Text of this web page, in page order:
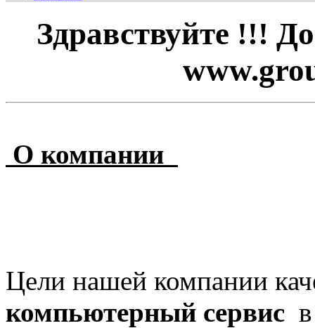
Здравствуйте !!!
О компании
Цели нашей компании
компьютерный сервис